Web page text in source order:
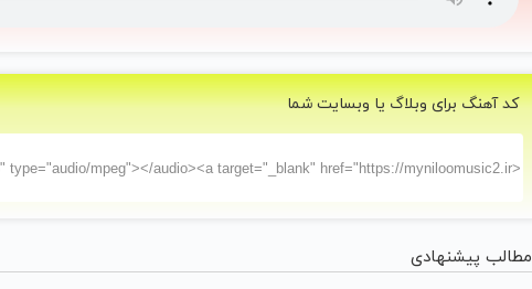
گفتم تنها میشیم دوتامون همون شد آخر سرم
خراب کردی تو مغزم هر چی که ساختم ازت
بذار نشنوم صداتم اینجوری راحت ترم
کد آهنگ برای وبلاگ یا وبسایت شما
مطالب پیشنهادی